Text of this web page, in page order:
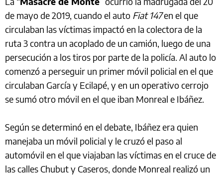
de mayo de 2019, cuando el auto Fiat 147en el que
circulaban las víctimas impactó en la colectora de la
ruta 3 contra un acoplado de un camión, luego de una
persecución a los tiros por parte de la policía. Al auto lo
comenzó a perseguir un primer móvil policial en el que
circulaban García y Ecilapé, y en un operativo cerrojo
se sumó otro móvil en el que iban Monreal e Ibáñez.
Según se determinó en el debate, Ibáñez era quien
manejaba un móvil policial y le cruzó el paso al
automóvil en el que viajaban las víctimas en el cruce de
las calles Chubut y Caseros, donde Monreal realizó un